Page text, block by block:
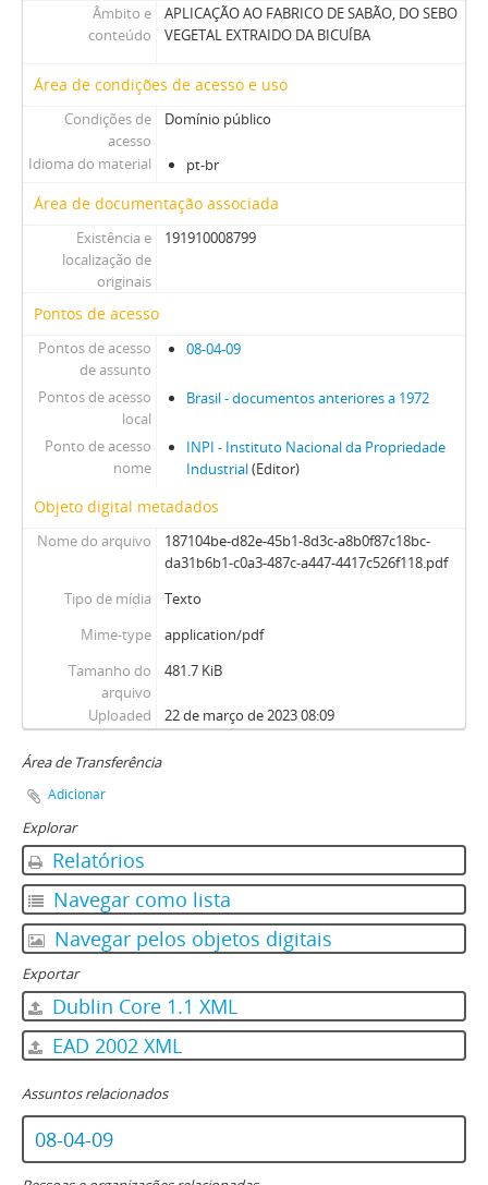
Âmbito e
conteúdo
APLICAÇÃO AO FABRICO DE SABÃO, DO SEBO
VEGETAL EXTRAIDO DA BICUÍBA
Área de condições de acesso e uso
Condições de
acesso
Domínio público
Idioma do material pt-br
Área de documentação associada
Existência e
localização de
originais
191910008799
Pontos de acesso
Pontos de acesso
de assunto
08-04-09
Pontos de acesso
local
Brasil - documentos anteriores a 1972
Ponto de acesso
nome
INPI - Instituto Nacional da Propriedade
Industrial(Editor)
Objeto digital metadados
Nome do arquivo
187104be-d82e-45b1-8d3c-a8b0f87c18bc-
da31b6b1-c0a3-487c-a447-4417c526f118.pdf
Tipo de mídia
Texto
Mime-type
application/pdf
Tamanho do
arquivo
481.7 KiB
Uploaded 22 de março de 2023 08:09
Área de Transferência
Adicionar
Explorar
Relatórios
Navegar como lista
Navegar pelos objetos digitais
Exportar
Dublin Core 1.1 XML
EAD 2002 XML
Assuntos relacionados
08-04-09